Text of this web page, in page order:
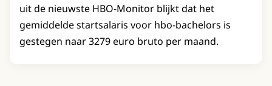
uit de nieuwste HBO-Monitor blijkt dat het
gemiddelde startsalaris voor hbo-bachelors is
gestegen naar 3279 euro bruto per maand.